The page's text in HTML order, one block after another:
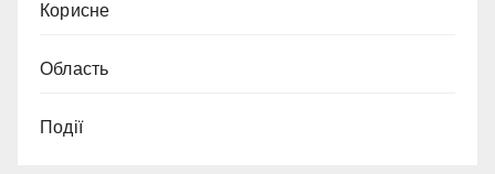
Корисне
Область
Події